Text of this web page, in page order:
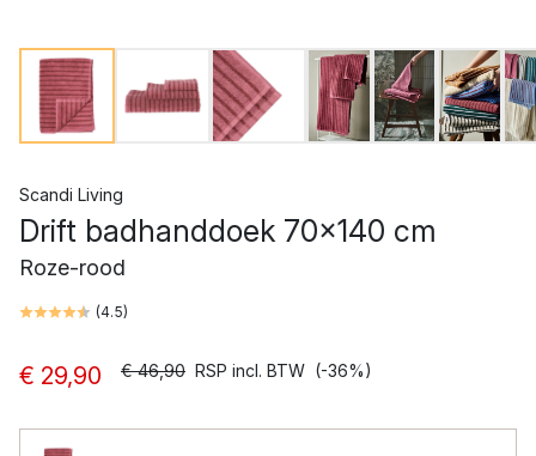
Scandi Living
Drift badhanddoek 70x140 cm
Roze-rood
(4.5)
€ 29,90 € 46,90 RSP incl. BTW (-36%)